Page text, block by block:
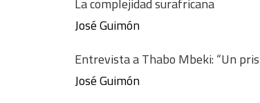
La complejidad surafricana
José Guimón
Entrevista a Thabo Mbeki: “Un
José Guimón